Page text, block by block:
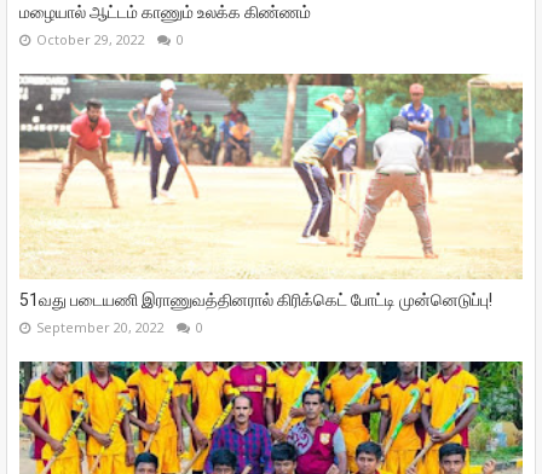
மழையால் ஆட்டம் காணும் உலக்க கிண்ணம்
October 29, 2022 0
51வது படையணி இராணுவத்தினரால் கிரிக்கெட் போட்டி முன்னெடுப்பு!
September 20, 2022 0